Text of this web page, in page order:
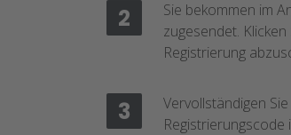
Sie bekommen im
zugesendet.
Registrierung
Vervollständigen
Registrierungscode
2
3